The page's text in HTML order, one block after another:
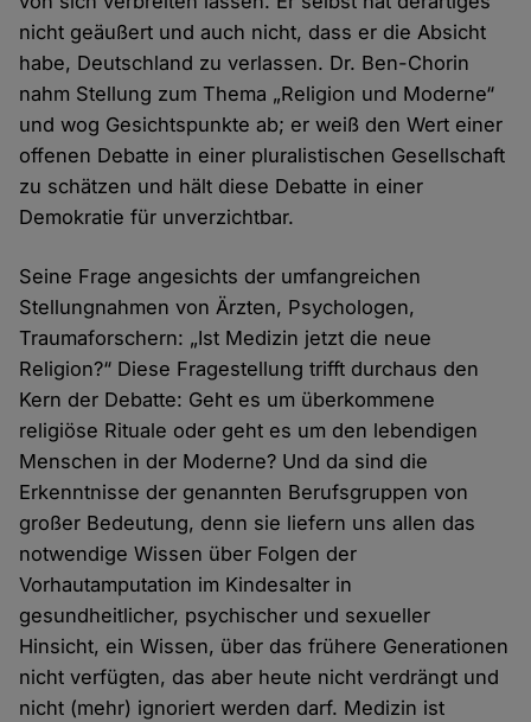
nicht geäußert und auch nicht, dass er die Absicht
habe, Deutschland zu verlassen. Dr. Ben-Chorin
nahm Stellung zum Thema „Religion und Moderne“
und wog Gesichtspunkte ab; er weiß den Wert einer
offenen Debatte in einer pluralistischen Gesellschaft
zu schätzen und hält diese Debatte in einer
Demokratie für unverzichtbar.
Seine Frage angesichts der umfangreichen
Stellungnahmen von Ärzten, Psychologen,
Traumaforschern: „Ist Medizin jetzt die neue
Religion?“ Diese Fragestellung trifft durchaus den
Kern der Debatte: Geht es um überkommene
religiöse Rituale oder geht es um den lebendigen
Menschen in der Moderne? Und da sind die
Erkenntnisse der genannten Berufsgruppen von
großer Bedeutung, denn sie liefern uns allen das
notwendige Wissen über Folgen der
Vorhautamputation im Kindesalter in
gesundheitlicher, psychischer und sexueller
Hinsicht, ein Wissen, über das frühere Generationen
nicht verfügten, das aber heute nicht verdrängt und
nicht (mehr) ignoriert werden darf. Medizin ist